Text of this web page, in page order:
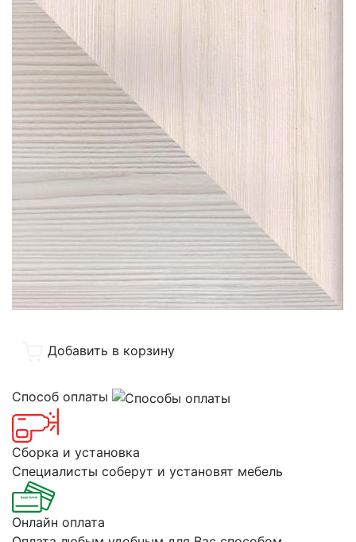
Добавить в корзину
Способ оплаты
Сборка и установка
Специалисты соберут и установят мебель
Онлайн оплата